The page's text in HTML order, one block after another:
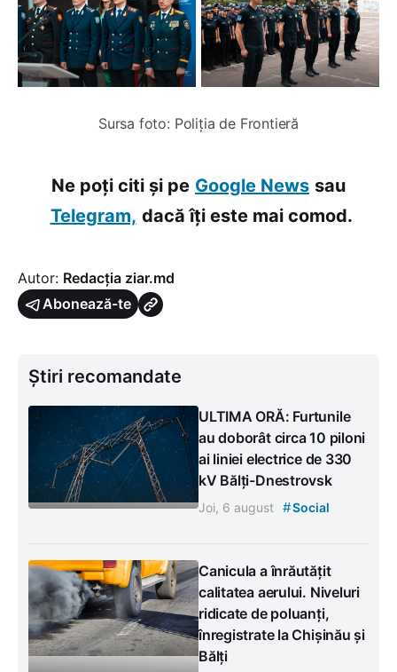
Sursa foto: Poliția de Frontieră
Ne poți citi și pe Google News sau
Telegram, dacă îți este mai comod.
Autor: Redacția ziar.md
Abonează-te
Știri recomandate
ULTIMA ORĂ: Furtunile
au doborât circa 10 piloni
ai liniei electrice de 330
kV Bălți-Dnestrovsk
Joi, 6 august #Social
Canicula a înrăutățit
calitatea aerului. Niveluri
ridicate de poluanți,
înregistrate la Chișinău și
Bălți